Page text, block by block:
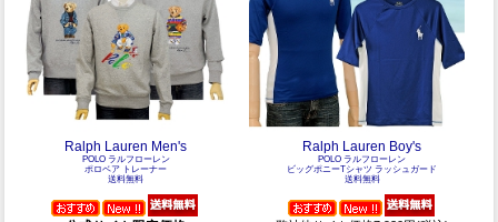
Ralph Lauren Men's
POLO ラルフローレン
ポロベア トレーナー
送料無料
Ralph Lauren Boy's
POLO ラルフローレン
ビッグポニーTシャツ ラッシュガード
送料無料